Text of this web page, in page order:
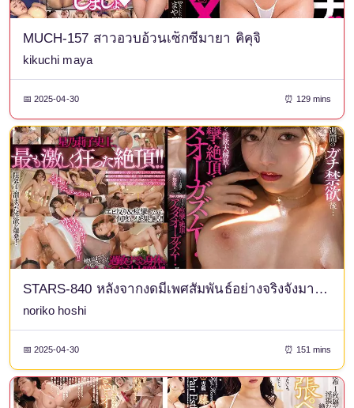
MUCH-157 สาวอวบอ้วนเซ็กซี่มายา คิคุจิ
kikuchi maya
📅 2025-04-30 ⏰ 129 mins
STARS-840 หลังจากงดมีเพศสัมพันธ์อย่างจริงจังมา 1 เดือน + 1 สัปดาห์... หลังจากการล้อเล่นมากมาย ความต้องการทางเพศของเขาในที่สุดก็ได้รับการปลดปล่อย! ความรู้สึกไวไปทั่ว ทำให้เกิดอาการชัก ถึงจุดสุดยอด และถึงจุดสุดยอด! โฮชิโนะ ริโกะ กับกางเกงชั้นในและรูปถ่าย
noriko hoshi
📅 2025-04-30 ⏰ 151 mins